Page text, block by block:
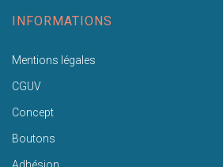
INFORMATIONS
Mentions légales
CGUV
Concept
Boutons